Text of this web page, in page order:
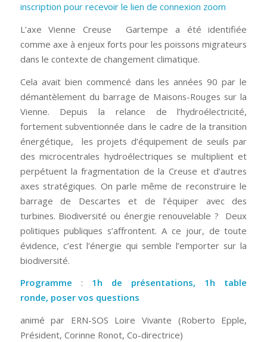
inscription pour recevoir le lien de connexion zoom
L’axe Vienne Creuse Gartempe a été identifiée
comme axe à enjeux forts pour les poissons migrateurs
dans le contexte de changement climatique.
Cela avait bien commencé dans les années 90 par le
démantèlement du barrage de Maisons-Rouges sur la
Vienne. Depuis la relance de l’hydroélectricité,
fortement subventionnée dans le cadre de la transition
énergétique, les projets d’équipement de seuils par
des microcentrales hydroélectriques se multiplient et
perpétuent la fragmentation de la Creuse et d’autres
axes stratégiques. On parle même de reconstruire le
barrage de Descartes et de l’équiper avec des
turbines. Biodiversité ou énergie renouvelable ? Deux
politiques publiques s’affrontent. A ce jour, de toute
évidence, c’est l’énergie qui semble l’emporter sur la
biodiversité.
Programme : 1h de présentations, 1h table
ronde, poser vos questions
animé par ERN-SOS Loire Vivante (Roberto Epple,
Président, Corinne Ronot, Co-directrice)